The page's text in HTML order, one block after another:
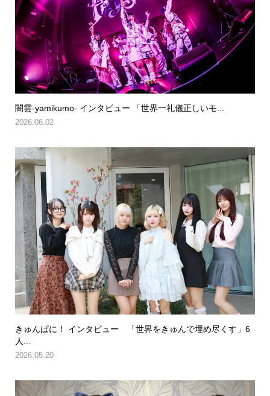
闇雲-yamikumo- インタビュー 「世界一礼儀正しいモ...
2026.06.02
きゅんぱに！ インタビュー 「世界をきゅんで埋め尽くす」6
人...
2026.05.20